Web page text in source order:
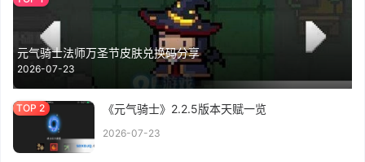
元气骑士法师万圣节皮肤兑换码分享
2026-07-23
《元气骑士》2.2.5版本天赋一览
2026-07-23